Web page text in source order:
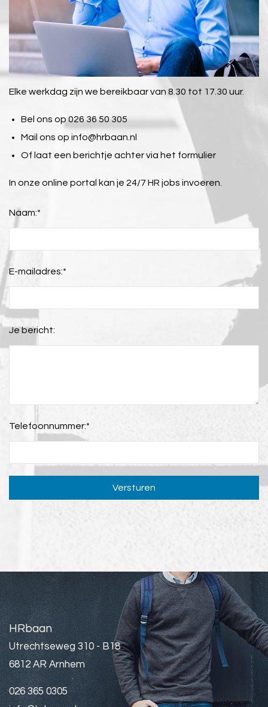
Elke werkdag zijn we bereikbaar van 8.30 tot 17.30 uur.
Bel ons op 026 36 50 305
Mail ons op info@hrbaan.nl
Of laat een berichtje achter via het formulier
In onze online portal kan je 24/7 HR jobs invoeren.
Naam:*
E-mailadres:*
Je bericht:
Telefoonnummer:*
Versturen
HRbaan
Utrechtseweg 310 - B18
6812 AR Arnhem
026 365 0305